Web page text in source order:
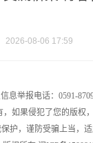
2026-08-06 17:59
息举报电话：0591-
如果侵犯了您的版权
护，谨防受骗上当，